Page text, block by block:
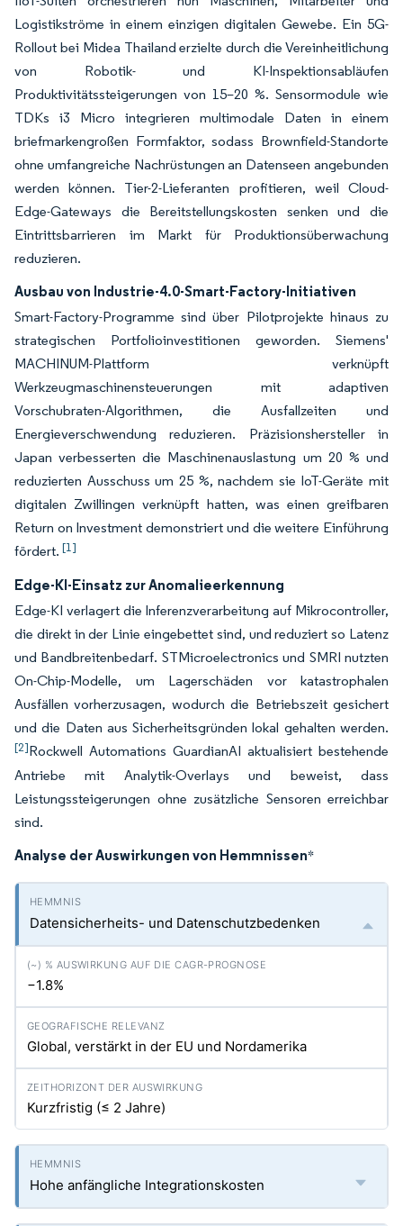
Logistikströme in einem einzigen digitalen Gewebe. Ein 5G-
Rollout bei Midea Thailand erzielte durch die Vereinheitlichung
von Robotik- und KI-Inspektionsabläufen
Produktivitätssteigerungen von 15–20 %. Sensormodule wie
TDKs i3 Micro integrieren multimodale Daten in einem
briefmarkengroßen Formfaktor, sodass Brownfield-Standorte
ohne umfangreiche Nachrüstungen an Datenseen angebunden
werden können. Tier-2-Lieferanten profitieren, weil Cloud-
Edge-Gateways die Bereitstellungskosten senken und die
Eintrittsbarrieren im Markt für Produktionsüberwachung
reduzieren.
Ausbau von Industrie-4.0-Smart-Factory-Initiativen
Smart-Factory-Programme sind über Pilotprojekte hinaus zu
strategischen Portfolioinvestitionen geworden. Siemens'
MACHINUM-Plattform verknüpft
Werkzeugmaschinensteuerungen mit adaptiven
Vorschubraten-Algorithmen, die Ausfallzeiten und
Energieverschwendung reduzieren. Präzisionshersteller in
Japan verbesserten die Maschinenauslastung um 20 % und
reduzierten Ausschuss um 25 %, nachdem sie IoT-Geräte mit
digitalen Zwillingen verknüpft hatten, was einen greifbaren
Return on Investment demonstriert und die weitere Einführung
fördert. [1]
Edge-KI-Einsatz zur Anomalieerkennung
Edge-KI verlagert die Inferenzverarbeitung auf Mikrocontroller,
die direkt in der Linie eingebettet sind, und reduziert so Latenz
und Bandbreitenbedarf. STMicroelectronics und SMRI nutzten
On-Chip-Modelle, um Lagerschäden vor katastrophalen
Ausfällen vorherzusagen, wodurch die Betriebszeit gesichert
und die Daten aus Sicherheitsgründen lokal gehalten werden.
[2]Rockwell Automations GuardianAI aktualisiert bestehende
Antriebe mit Analytik-Overlays und beweist, dass
Leistungssteigerungen ohne zusätzliche Sensoren erreichbar
sind.
Analyse der Auswirkungen von Hemmnissen*
Datensicherheits- und Datenschutzbedenken
−1.8%
Global, verstärkt in der EU und Nordamerika
Kurzfristig (≤ 2 Jahre)
Hohe anfängliche Integrationskosten